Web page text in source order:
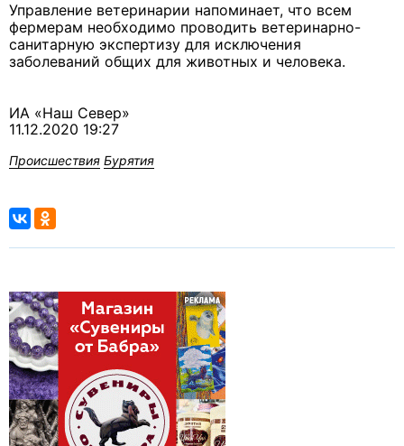
Управление ветеринарии напоминает, что всем
фермерам необходимо проводить ветеринарно-
санитарную экспертизу для исключения
заболеваний общих для животных и человека.
ИА «Наш Север»
11.12.2020 19:27
Происшествия Бурятия